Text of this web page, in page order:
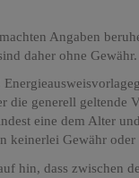
Angaben
daher ohne Gewähr.
die generell geltende
eine dem Alter
keinerlei Gewähr
hin, dass zwischen